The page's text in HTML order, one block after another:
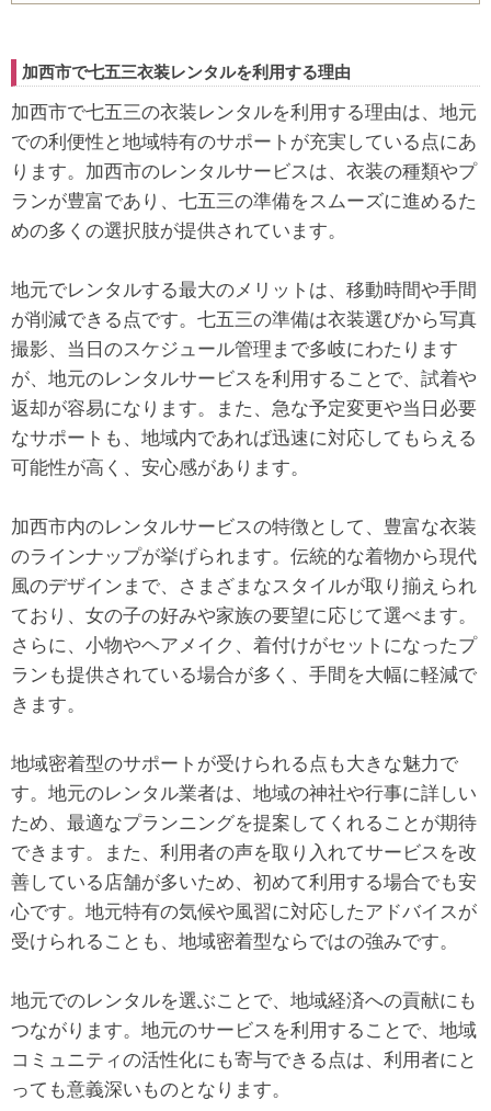
加西市で七五三衣装レンタルを利用する理由
加西市で七五三の衣装レンタルを利用する理由は、地元
での利便性と地域特有のサポートが充実している点にあ
ります。加西市のレンタルサービスは、衣装の種類やプ
ランが豊富であり、七五三の準備をスムーズに進めるた
めの多くの選択肢が提供されています。
地元でレンタルする最大のメリットは、移動時間や手間
が削減できる点です。七五三の準備は衣装選びから写真
撮影、当日のスケジュール管理まで多岐にわたります
が、地元のレンタルサービスを利用することで、試着や
返却が容易になります。また、急な予定変更や当日必要
なサポートも、地域内であれば迅速に対応してもらえる
可能性が高く、安心感があります。
加西市内のレンタルサービスの特徴として、豊富な衣装
のラインナップが挙げられます。伝統的な着物から現代
風のデザインまで、さまざまなスタイルが取り揃えられ
ており、女の子の好みや家族の要望に応じて選べます。
さらに、小物やヘアメイク、着付けがセットになったプ
ランも提供されている場合が多く、手間を大幅に軽減で
きます。
地域密着型のサポートが受けられる点も大きな魅力で
す。地元のレンタル業者は、地域の神社や行事に詳しい
ため、最適なプランニングを提案してくれることが期待
できます。また、利用者の声を取り入れてサービスを改
善している店舗が多いため、初めて利用する場合でも安
心です。地元特有の気候や風習に対応したアドバイスが
受けられることも、地域密着型ならではの強みです。
地元でのレンタルを選ぶことで、地域経済への貢献にも
つながります。地元のサービスを利用することで、地域
コミュニティの活性化にも寄与できる点は、利用者にと
っても意義深いものとなります。